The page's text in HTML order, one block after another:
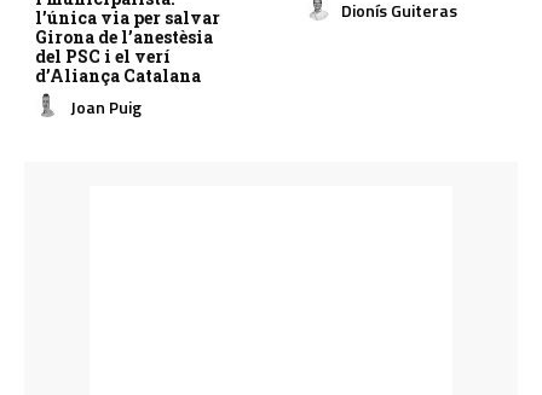
l’única via per salvar
Girona de l’anestèsia
del PSC i el verí
d’Aliança Catalana
Joan Puig
Dionís Guiteras